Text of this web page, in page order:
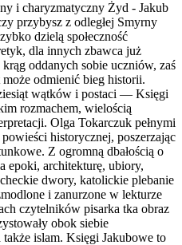
i charyzmatyczny Żyd - Jakub
przybysz z odległej Smyrny
dzielą społeczność
dla innych zbawca już
oddanych sobie uczniów, zaś
odmienić bieg historii.
wątków i postaci — Księgi
rozmachem, wielością
Olga Tokarczuk pełnymi
historycznej, poszerzając
Z ogromną dbałością o
epoki, architekturę, ubiory,
dwory, katolickie plebanie
i zanurzone w lekturze
czytelników pisarka tka obraz
obok siebie
islam. Księgi Jakubowe to